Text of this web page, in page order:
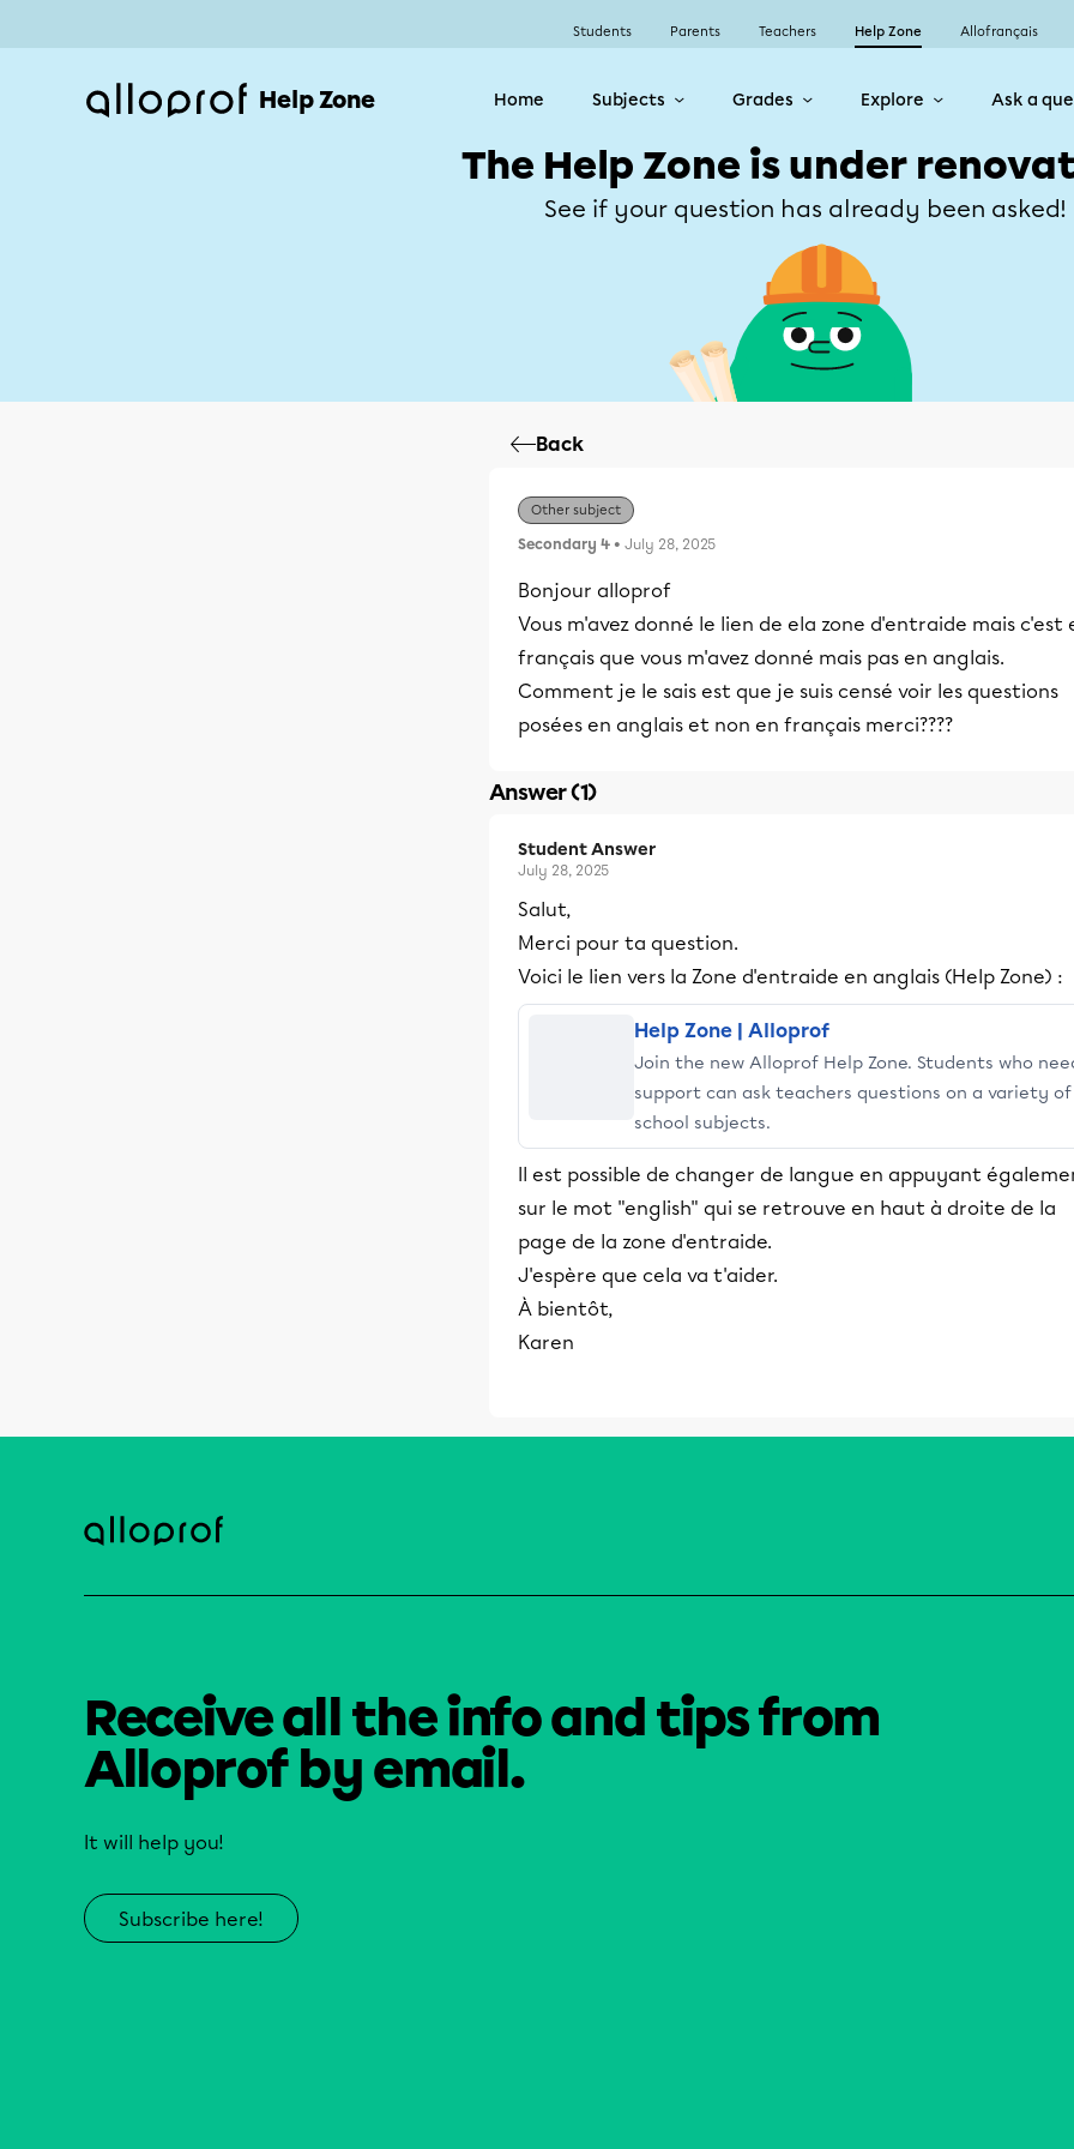
Students Parents Teachers Help Zone Allofrançais
Help Zone Home Subjects Grades Explore Ask a
The Help Zone is under
See if your question has already been asked!
Back
Other subject
Secondary 4 • July 28, 2025
Bonjour alloprof
Vous m'avez donné le lien de ela zone d'entraide mais c'est
français que vous m'avez donné mais pas en anglais.
Comment je le sais est que je suis censé voir les questions
posées en anglais et non en français merci????
Answer (1)
Student Answer
July 28, 2025
Salut,
Merci pour ta question.
Voici le lien vers la Zone d'entraide en anglais (Help Zone) :
Help Zone | Alloprof
Join the new Alloprof Help Zone. Students who
support can ask teachers questions on a variety of
school subjects.
Il est possible de changer de langue en appuyant
sur le mot "english" qui se retrouve en haut à droite de la
page de la zone d'entraide.
J'espère que cela va t'aider.
À bientôt,
Karen
Receive all the info and tips from
Alloprof by email.
It will help you!
Subscribe here!